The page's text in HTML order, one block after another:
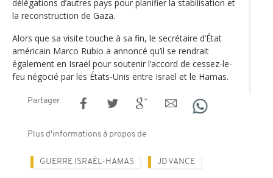
délégations d’autres pays pour planifier la stabilisation et
la reconstruction de Gaza.
Alors que sa visite touche à sa fin, le secrétaire d’État
américain Marco Rubio a annoncé qu’il se rendrait
également en Israël pour soutenir l’accord de cessez-le-
feu négocié par les États-Unis entre Israël et le Hamas.
Partager
Plus d'informations à propos de
GUERRE ISRAËL-HAMAS JD VANCE